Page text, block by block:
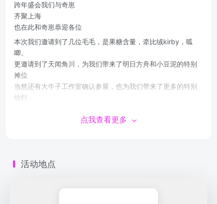
跨年盛会我们与奇崽
齐聚上海
也在此和奇崽恭迎各位
本次我们邀请到了几位毛毛，是果糖含量，牵比绒kirby，呱
唧。
更邀请到了天闻角川，为我们带来了明日方舟和小豆泥的特别
摊位
当然还有大牛子工作室确认参展，也为我们带来了更多的特别
物料，
本次兽聚官方自备摊位，小型摊位全部免费。摊主可私聊
点我查看更多
活动地点